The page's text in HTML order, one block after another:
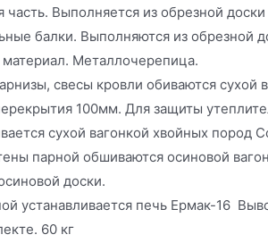
часть. Выполняется из обрезной
балки. Выполняются из обрезной
Металлочерепица.
свесы кровли обиваются
100мм. Для защиты
сухой вагонкой хвойных пород
парной обшиваются осиновой
доски.
устанавливается печь Ермак-16
60 кг